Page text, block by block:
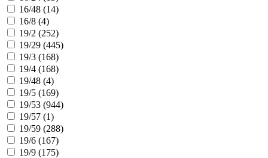
16/48 (14)
16/8 (4)
19/2 (252)
19/29 (445)
19/3 (168)
19/4 (168)
19/48 (4)
19/5 (169)
19/53 (944)
19/57 (1)
19/59 (288)
19/6 (167)
19/9 (175)